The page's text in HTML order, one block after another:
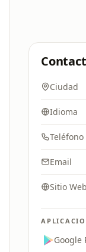
Ciudad
Idioma
Teléfono
Email
Sitio Web
Google